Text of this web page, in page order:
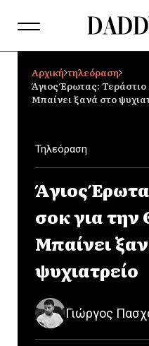
Αρχική τηλεόραση
Άγιος Έρωτας: Τεράστιο
Μπαίνει ξανά στο
Τηλεόραση
Άγιος
σοκ για την
Μπαίνει
ψυχιατρείο
Γιώργος